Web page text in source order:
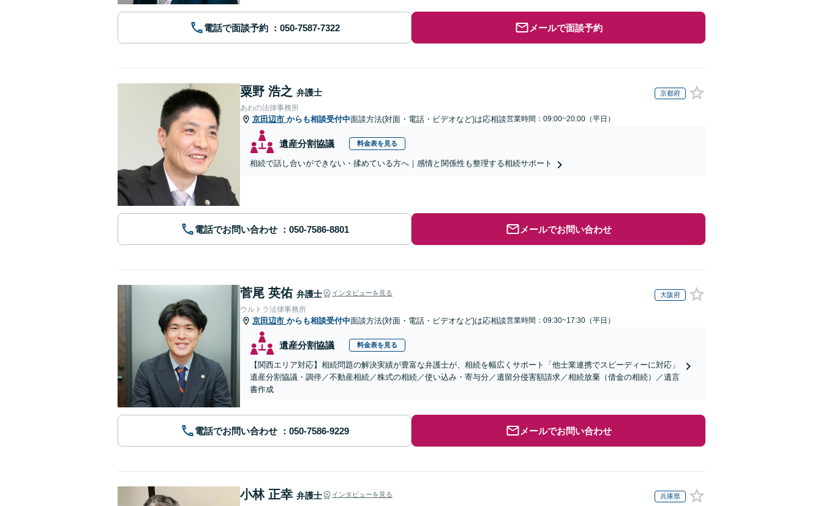
電話で面談予約 メールで面談予約
粟野 浩之 弁護士 京都府
あわの法律事務所
京田辺市 からも相談受付中面談方法(対面・電話・ビデオなど)は応相談営業時間：09:00~20:00（平日）
遺産分割協議 料金表を見る
相続で話し合いができない・揉めている方へ｜感情と関係性も整理する相続サポート
電話でお問い合わせ メールでお問い合わせ
菅尾 英佑 弁護士 インタビューを見る 大阪府
ウルトラ法律事務所
京田辺市 からも相談受付中面談方法(対面・電話・ビデオなど)は応相談営業時間：09:30~17:30（平日）
遺産分割協議 料金表を見る
【関西エリア対応】相続問題の解決実績が豊富な弁護士が、相続を幅広くサポート「他士業連携でスピーディーに対応」
遺産分割協議・調停／不動産相続／株式の相続／使い込み・寄与分／遺留分侵害額請求／相続放棄（借金の相続）／遺言
書作成
電話でお問い合わせ メールでお問い合わせ
小林 正幸 弁護士 インタビューを見る 兵庫県